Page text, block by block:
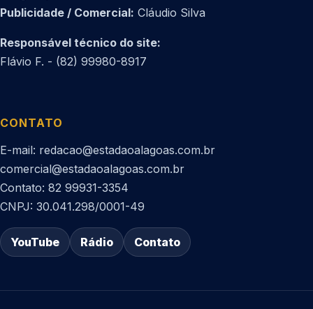
Publicidade / Comercial: Cláudio Silva
Responsável técnico do site:
Flávio F. - (82) 99980-8917
CONTATO
E-mail: redacao@estadaoalagoas.com.br
comercial@estadaoalagoas.com.br
Contato: 82 99931-3354
CNPJ: 30.041.298/0001-49
YouTube Rádio Contato